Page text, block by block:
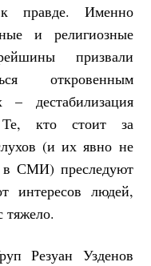
правде. Именно
и религиозные
призвали
откровенным
– дестабилизация
Те, кто стоит за
(и их явно не
в СМИ) преследуют
интересов людей,
тяжело.
Резуан Узденов